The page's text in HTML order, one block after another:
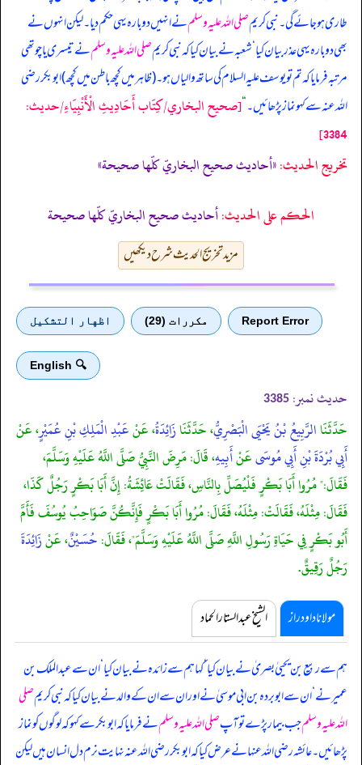
طاری ہو جائے گی۔ نبی کریمصلی اللہ علیہ وسلمنے انہیں دوبارہ یہی حکم دیا۔ لیکن انہوں نے
بھی دوبارہ یہی عذر بیان کیا ‘ شعبہ نے بیان کیا کہ نبی کریمصلی اللہ علیہ وسلمنے تیسری یا چوتھی
مرتبہ فرمایا کہ تم تو یوسف علیہ السلام کی ساتھ والیاں ہو۔ (ظاہر میں کچھ باطن میں کچھ) ابوبکر رضی
اللہ عنہ سے کہو نماز پڑھائیں۔“[صحيح البخاري/كِتَاب أَحَادِيثِ الْأَنْبِيَاءِ/حدیث:
3384]
تخریج الحدیث:«أحاديث صحيح البخاريّ كلّها صحيحة»
الحكم على الحديث:أحاديث صحيح البخاريّ كلّها صحيحة
مزید تخریج الحدیث شرح دیکھیں
Report Error مكررات (29) اظهار التشكيل
🔍 English
حدیث نمبر: 3385
حَدَّثَنَاالرَّبِيعُ بْنُ يَحْيَى الْبَصْرِيُّ، حَدَّثَنَازَائِدَةُ، عَنْعَبْدِ الْمَلِكِ بْنِ عُمَيْرٍ، عَنْ
أَبِي بُرْدَةَ بْنِ أَبِي مُوسَىعَنْأَبِيهِ، قَالَ: مَرِضَ النَّبِيُّ صَلَّى اللَّهُ عَلَيْهِ وَسَلَّمَ،
فَقَالَ:" مُرُوا أَبَا بَكْرٍ فَلْيُصَلِّ بِالنَّاسِ، فَقَالَتْ عَائِشَةُ: إِنَّ أَبَا بَكْرٍ رَجُلٌ كَذَا،
فَقَالَ: مِثْلَهُ، فَقَالَتْ: مِثْلَهُ، فَقَالَ: مُرُوا أَبَا بَكْرٍ فَإِنَّكُنَّ صَوَاحِبُ يُوسُفَ فَأَمَّ
أَبُو بَكْرٍ فِي حَيَاةِ رَسُولِ اللَّهِ صَلَّى اللَّهُ عَلَيْهِ وَسَلَّمَ"، فَقَالَ:حُسَيْنٌ، عَنْزَائِدَةَ
رَجُلٌ رَقِيقٌ.
مولانا داود راز الشیخ عبدالستار الحماد
ہم سے ربیع بن یحییٰ بصریٰ نے بیان کیا ‘ کہا ہم سے زائدہ نے بیان کیا ‘ ان سے عبدالملک بن
عمیر نے ‘ ان سے ابوبردہ بن ابی موسیٰ نے اور ان سے ان کے والد نے بیان کیا کہنبی کریمصلی
اللہ علیہ وسلمجب بیمار پڑے تو آپصلی اللہ علیہ وسلمنے فرمایا کہ ابوبکر سے کہو کہ لوگوں کو نماز
پڑھائیں۔ عائشہ رضی اللہ عنہا نے عرض کیا کہ ابوبکر رضی اللہ عنہ نہایت نرم دل انسان ہیں لیکن